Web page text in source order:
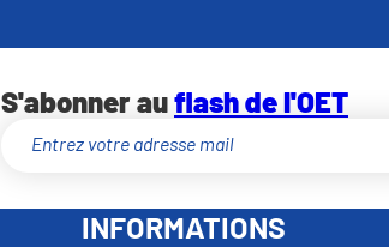
S'abonner auflash de l'OET
INFORMATIONS